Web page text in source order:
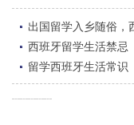
出国留学入乡随俗，
西班牙留学生活禁忌
留学西班牙生活常识